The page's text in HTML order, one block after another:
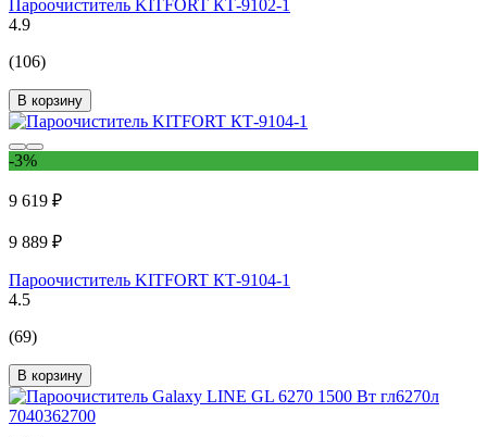
Пароочиститель KITFORT КТ-9102-1
4.9
(106)
В корзину
-3%
9 619 ₽
9 889 ₽
Пароочиститель KITFORT КТ-9104-1
4.5
(69)
В корзину